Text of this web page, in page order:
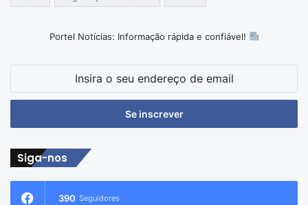
Portel Notícias: Informação rápida e confiável!
seu
de
Siga-nos
390 Seguidores